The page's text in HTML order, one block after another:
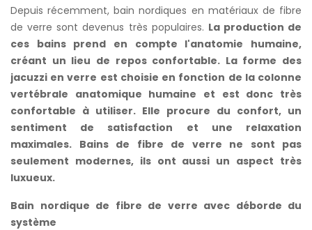
Depuis récemment, bain nordiques en matériaux de fibre
de verre sont devenus très populaires. La production de
ces bains prend en compte l'anatomie humaine,
créant un lieu de repos confortable. La forme des
jacuzzi en verre est choisie en fonction de la colonne
vertébrale anatomique humaine et est donc très
confortable à utiliser. Elle procure du confort, un
sentiment de satisfaction et une relaxation
maximales. Bains de fibre de verre ne sont pas
seulement modernes, ils ont aussi un aspect très
luxueux.
Bain nordique de fibre de verre avec déborde du
système